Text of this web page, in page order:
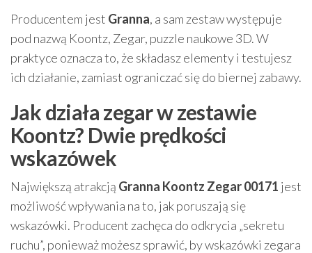
Producentem jest Granna, a sam zestaw występuje
pod nazwą Koontz, Zegar, puzzle naukowe 3D. W
praktyce oznacza to, że składasz elementy i testujesz
ich działanie, zamiast ograniczać się do biernej zabawy.
Jak działa zegar w zestawie
Koontz? Dwie prędkości
wskazówek
Największą atrakcją Granna Koontz Zegar 00171 jest
możliwość wpływania na to, jak poruszają się
wskazówki. Producent zachęca do odkrycia „sekretu
ruchu”, ponieważ możesz sprawić, by wskazówki zegara